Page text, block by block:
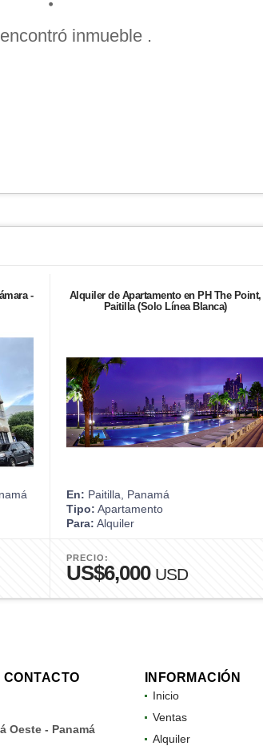
inmueble .
-
Alquiler de Apartamento en PH The Point,
Paitilla (Solo Línea Blanca)
En: Paitilla, Panamá
Tipo: Apartamento
Para: Alquiler
PRECIO:
US$6,000 USD
Oeste - Panamá
INFORMACIÓN
Inicio
Ventas
Alquiler